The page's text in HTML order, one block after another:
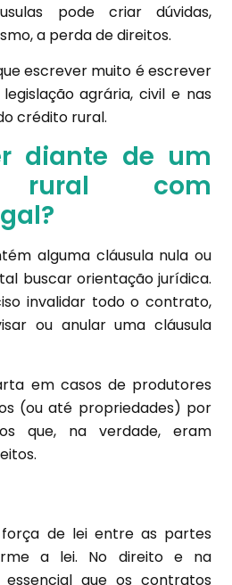
pode criar dúvidas,
a perda de direitos.
escrever muito é escrever
agrária, civil e nas
crédito rural.
diante de um
rural com
alguma cláusula nula ou
buscar orientação jurídica.
invalidar todo o contrato,
ou anular uma cláusula
em casos de produtores
(ou até propriedades) por
que, na verdade, eram
de lei entre as partes
a lei. No direito e na
que os contratos